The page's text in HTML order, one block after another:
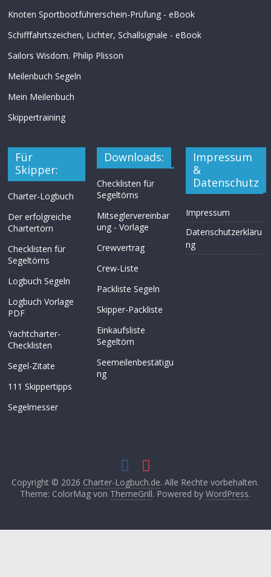
Knoten Sportbootführerschein-Prüfung - eBook
Schifffahrtszeichen, Lichter, Schallsignale - eBook
Sailors Wisdom. Philip Plisson
Meilenbuch Segeln
Mein Meilenbuch
Skippertraining
Für
Skipper:
Charter-Logbuch
Der erfolgreiche
Chartertörn
Checklisten für
Segeltörns
Logbuch Segeln
Logbuch Vorlage
PDF
Yachtcharter-
Checklisten
Segel-Zitate
111 Skippertipps
Segelmesser
Downloads:
Checklisten für
Segeltörns
Mitseglervereinbar
ung - Vorlage
Crewvertrag
Crew-Liste
Packliste Segeln
Skipper-Packliste
Einkaufsliste
Segeltörn
Seemeilenbestätigu
ng
Impressum
&
Datenschutz
Impressum
Datenschutzerkläru
ng
Copyright © 2026 Charter-Logbuch.de. Alle Rechte vorbehalten.
Theme: ColorMag von ThemeGrill. Powered byWordPress.